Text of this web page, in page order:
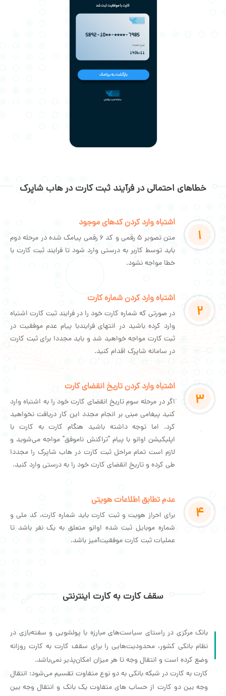
خطاهای احتمالی در فرآیند ثبت کارت در هاب شاپرک
1
اشتباه وارد کردن کد‌های موجود
متن تصویر 5 رقمی و کد 6 رقمی پیامک شده در مرحله دوم
باید توسط کاربر به درستی وارد شود تا فرایند ثبت کارت با
خطا مواجه نشود.
2
اشتباه وارد کردن شماره کارت
در صورتی که شماره کارت خود را در فرایند ثبت کارت اشتباه
وارد کرده باشید در انتهای فرایندبا پیام عدم موفقیت در
ثبت کارت مواجه خواهید شد و باید مجددا برای ثبت کارت
در سامانه شاپرک اقدام کنید.
3
اشتباه وارد کردن تاریخ انقضای کارت
اگر در مرحله سوم تاریخ انقضای کارت خود را به اشتباه وارد
کنید پیغامی مبنی بر انجام مجدد این کار دریافت نخواهید
کرد. اما توجه داشته باشید هنگام کارت به کارت با
اپلیکیشن اوانو با پیام "تراکنش ناموفق" مواجه می‌شوید و
لازم است تمام مراحل ثبت کارت در هاب شاپرک را مجددا
طی کرده و تاریخ انقضای کارت خود را به درستی وارد کنید.
4
عدم تطابق اطلاعات هویتی
برای احراز هویت و ثبت کارت باید شماره کارت، کد ملی و
شماره موبایل ثبت شده اوانو متعلق به یک نفر باشد تا
عملیات ثبت کارت موفقیت‌آمیز باشد.
سقف کارت به کارت اینترنتی
بانک مرکزی در راستای سیاست‌های مبارزه با پولشویی و سفته‌بازی در
نظام بانکی کشور، محدودیت‌هایی را برای سقف کارت به کارت روزانه
وضع کرده است و انتقال وجه تا هر میزان امکان‌پذیر نمی‌باشد.
کارت به کارت در شبکه بانکی به دو نوع متفاوت تقسیم می‌شود: انتقال
وجه بین دو کارت از حساب ‌های متفاوت یک بانک و انتقال وجه بین